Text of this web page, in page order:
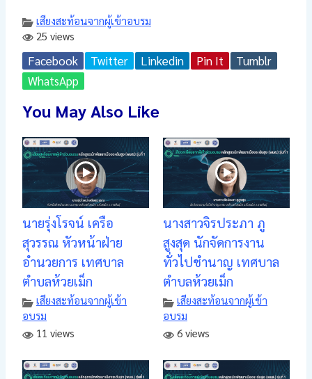
เสียงสะท้อนจากผู้เข้าอบรม
25 views
Facebook Twitter Linkedin Pin It
Tumblr
WhatsApp
You May Also Like
นายรุ่งโรจน์ เครือ
สุวรรณ หัวหน้าฝ่าย
อำนวยการ เทศบาล
ตำบลห้วยเม็ก
เสียงสะท้อนจากผู้เข้า
อบรม
11 views
นางสาวจิรประภา ภู
สูงสุด นักจัดการงาน
ทั่วไปชำนาญ เทศบาล
ตำบลห้วยเม็ก
เสียงสะท้อนจากผู้เข้า
อบรม
6 views